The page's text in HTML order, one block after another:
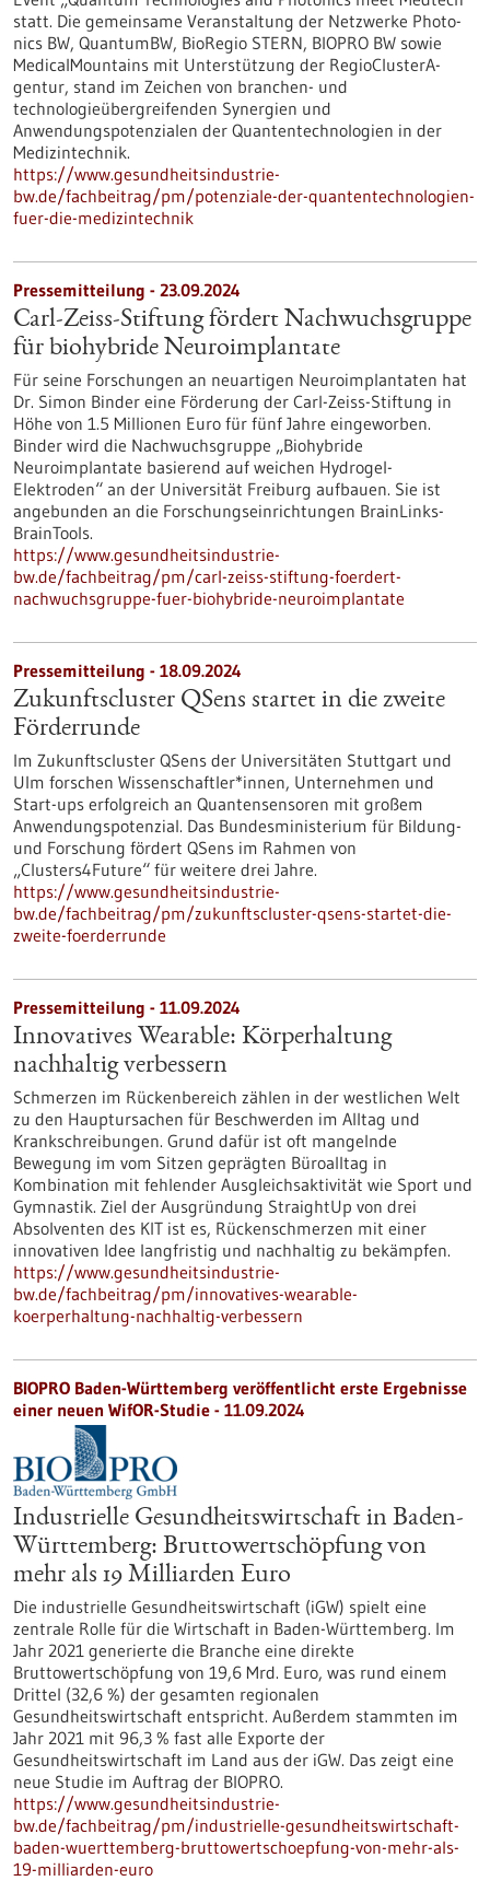
statt. Die gemeinsame Veranstaltung der Netzwerke Photo­
nics BW, QuantumBW, BioRegio STERN, BIOPRO BW sowie
MedicalMountains mit Unterstützung der RegioClusterA­
gentur, stand im Zeichen von branchen- und
technologieübergreifenden Syner­gien und
Anwendungspotenzialen der Quantentechnologien in der
Medizintechnik.
https://www.gesundheitsindustrie-
bw.de/fachbeitrag/pm/potenziale-der-quantentechnologien-
fuer-die-medizintechnik
Pressemitteilung - 23.09.2024
Carl-Zeiss-Stiftung fördert Nachwuchsgruppe
für biohybride Neuroimplantate
Für seine Forschungen an neuartigen Neuroimplantaten hat
Dr. Simon Binder eine Förderung der Carl-Zeiss-Stiftung in
Höhe von 1.5 Millionen Euro für fünf Jahre eingeworben.
Binder wird die Nachwuchsgruppe „Biohybride
Neuroimplantate basierend auf weichen Hydrogel-
Elektroden“ an der Universität Freiburg aufbauen. Sie ist
angebunden an die Forschungseinrichtungen BrainLinks-
BrainTools.
https://www.gesundheitsindustrie-
bw.de/fachbeitrag/pm/carl-zeiss-stiftung-foerdert-
nachwuchsgruppe-fuer-biohybride-neuroimplantate
Pressemitteilung - 18.09.2024
Zukunftscluster QSens startet in die zweite
Förderrunde
Im Zukunftscluster QSens der Universitäten Stuttgart und
Ulm forschen Wissenschaftler*innen, Unternehmen und
Start-ups erfolgreich an Quantensensoren mit großem
Anwendungspotenzial. Das Bundesministerium für Bildung-
und Forschung fördert QSens im Rahmen von
„Clusters4Future“ für weitere drei Jahre.
https://www.gesundheitsindustrie-
bw.de/fachbeitrag/pm/zukunftscluster-qsens-startet-die-
zweite-foerderrunde
Pressemitteilung - 11.09.2024
Innovatives Wearable: Körperhaltung
nachhaltig verbessern
Schmerzen im Rückenbereich zählen in der westlichen Welt
zu den Hauptursachen für Beschwerden im Alltag und
Krankschreibungen. Grund dafür ist oft mangelnde
Bewegung im vom Sitzen geprägten Büroalltag in
Kombination mit fehlender Ausgleichsaktivität wie Sport und
Gymnastik. Ziel der Ausgründung StraightUp von drei
Absolventen des KIT ist es, Rückenschmerzen mit einer
innovativen Idee langfristig und nachhaltig zu bekämpfen.
https://www.gesundheitsindustrie-
bw.de/fachbeitrag/pm/innovatives-wearable-
koerperhaltung-nachhaltig-verbessern
BIOPRO Baden-Württemberg veröffentlicht erste Ergebnisse
einer neuen WifOR-Studie - 11.09.2024
Industrielle Gesundheitswirtschaft in Baden-
Württemberg: Bruttowertschöpfung von
mehr als 19 Milliarden Euro
Die industrielle Gesundheitswirtschaft (iGW) spielt eine
zentrale Rolle für die Wirtschaft in Baden-Württemberg. Im
Jahr 2021 generierte die Branche eine direkte
Bruttowertschöpfung von 19,6 Mrd. Euro, was rund einem
Drittel (32,6 %) der gesamten regionalen
Gesundheitswirtschaft entspricht. Außerdem stammten im
Jahr 2021 mit 96,3 % fast alle Exporte der
Gesundheitswirtschaft im Land aus der iGW. Das zeigt eine
neue Studie im Auftrag der BIOPRO.
https://www.gesundheitsindustrie-
bw.de/fachbeitrag/pm/industrielle-gesundheitswirtschaft-
baden-wuerttemberg-bruttowertschoepfung-von-mehr-als-
19-milliarden-euro